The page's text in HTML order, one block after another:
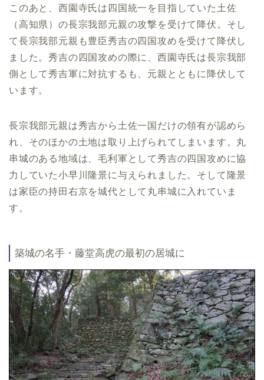
このあと、西園寺氏は四国統一を目指していた土佐
（高知県）の長宗我部元親の攻撃を受けて降伏。そし
て長宗我部元親も豊臣秀吉の四国攻めを受けて降伏し
ました。秀吉の四国攻めの際に、西園寺氏は長宗我部
側として秀吉軍に対抗するも、元親とともに降伏して
います。
長宗我部元親は秀吉から土佐一国だけの領有が認めら
れ、そのほかの土地は取り上げられてしまいます。丸
串城のある地域は、毛利軍として秀吉の四国攻めに協
力していた小早川隆景に与えられました。そして隆景
は家臣の持田右京を城代として丸串城に入れていま
す。
築城の名手・藤堂高虎の最初の居城に